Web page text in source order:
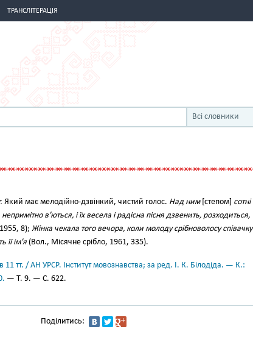
ТРАНСЛІТЕРАЦІЯ
Всі словники
Який має мелодійно-дзвінкий, чистий голос. Над ним[степом] сотні
в’ються, і їх весела і радісна пісня дзвенить, розходиться,
8); Жінка чекала того вечора, коли молоду срібноволосу співачку
її ім’я (Вол., Місячне срібло, 1961, 335).
11 тт. / АН УРСР. Інститут мовознавства; за ред. І. К. Білодіда. — К.:
— Т. 9. — С. 622.
Поділитись: